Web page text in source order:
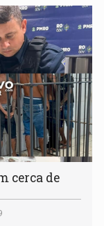
cerca de